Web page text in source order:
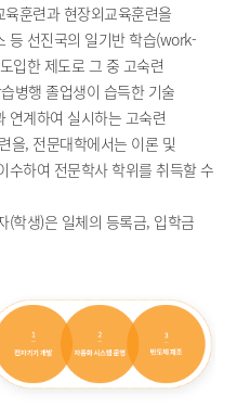
훈련과 현장외교육훈련을
등 선진국의 일기반 학습(work-
입한 제도로 그 중 고숙련
병행 졸업생이 습득한 기술
연계하여 실시하는 고숙련
을, 전문대학에서는 이론 및
수하여 전문학사 학위를 취득할 수
(학생)은 일체의 등록금, 입학금